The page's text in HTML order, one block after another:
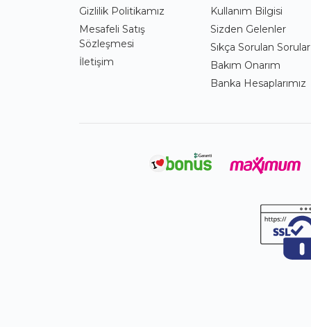
Gizlilik Politikamız
Mesafeli Satış
Sözleşmesi
İletişim
Kullanım Bilgisi
Sizden Gelenler
Sıkça Sorulan Sorular
Bakım Onarım
Banka Hesaplarımız